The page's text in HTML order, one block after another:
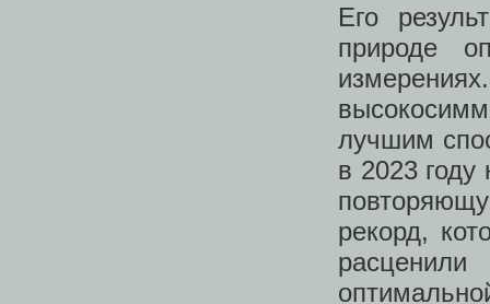
Его
природе
лучшим
в 2023
рекорд,